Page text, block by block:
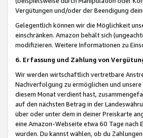
Vergütungen und/oder der Beendigung
Gelegentlich können wir die Möglichkeit
einschränken. Amazon behält sich
modifizieren. Weitere Informationen zu
6. Erfassung und Zahlung von
Wir werden wirtschaftlich vertretbare
Nachverfolgung zu ermöglichen und
diesem Monat verdient hast,
auf den nächsten Betrag in der
über oder unter dem in deiner Preiskarte
eine Amazon-Webseite etwa 60 Tage nach
wurden. Du kannst wählen, ob du